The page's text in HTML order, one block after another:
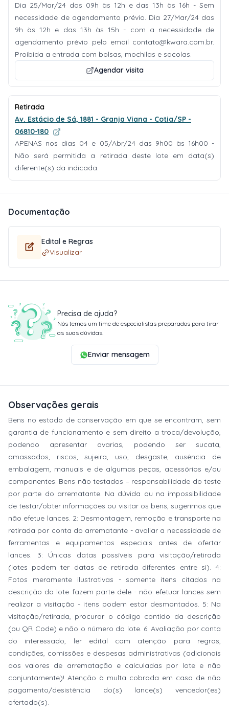
Dia 25/Mar/24 das 09h às 12h e das 13h às 16h - Sem
necessidade de agendamento prévio. Dia 27/Mar/24 das
9h às 12h e das 13h às 15h - com a necessidade de
agendamento prévio pelo email contato@kwara.com.br.
Proibida a entrada com bolsas, mochilas e sacolas.
Agendar visita
Retirada
Av. Estácio de Sá, 1881 - Granja Viana - Cotia/SP -
06810-180
APENAS nos dias 04 e 05/Abr/24 das 9h00 às 16h00 -
Não será permitida a retirada deste lote em data(s)
diferente(s) da indicada.
Documentação
Edital e Regras
Visualizar
Precisa de ajuda?
Nós temos um time de especialistas preparados para tirar
as suas dúvidas.
Enviar mensagem
Observações gerais
Bens no estado de conservação em que se encontram, sem
garantia de funcionamento e sem direito a troca/devolução,
podendo apresentar avarias, podendo ser sucata,
amassados, riscos, sujeira, uso, desgaste, ausência de
embalagem, manuais e de algumas peças, acessórios e/ou
componentes. Bens não testados – responsabilidade do teste
por parte do arrematante. Na dúvida ou na impossibilidade
de testar/obter informações ou visitar os bens, sugerimos que
não efetue lances. 2: Desmontagem, remoção e transporte na
retirada por conta do arrematante - avaliar a necessidade de
ferramentas e equipamentos especiais antes de ofertar
lances. 3: Únicas datas possíveis para visitação/retirada
(lotes podem ter datas de retirada diferentes entre si). 4:
Fotos meramente ilustrativas - somente itens citados na
descrição do lote fazem parte dele - não efetuar lances sem
realizar a visitação - itens podem estar desmontados. 5: Na
visitação/retirada, procurar o código contido da descrição
(ou QR Code) e não o número do lote. 6: Avaliação por conta
do interessado, ler edital com atenção para regras,
condições, comissões e despesas administrativas (adicionais
aos valores de arrematação e calculadas por lote e não
conjuntamente)! Atenção à multa cobrada em caso de não
pagamento/desistência do(s) lance(s) vencedor(es)
ofertado(s).